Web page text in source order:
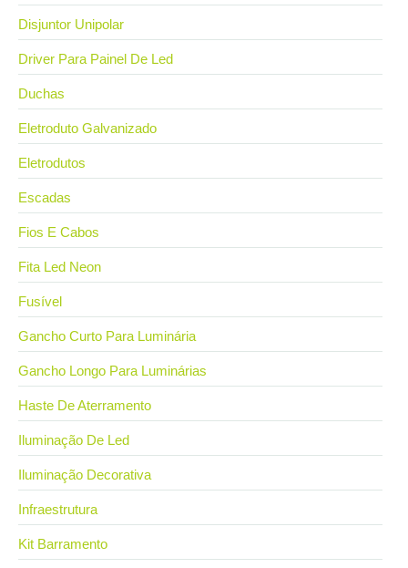
Disjuntor Unipolar
Driver Para Painel De Led
Duchas
Eletroduto Galvanizado
Eletrodutos
Escadas
Fios E Cabos
Fita Led Neon
Fusível
Gancho Curto Para Luminária
Gancho Longo Para Luminárias
Haste De Aterramento
Iluminação De Led
Iluminação Decorativa
Infraestrutura
Kit Barramento